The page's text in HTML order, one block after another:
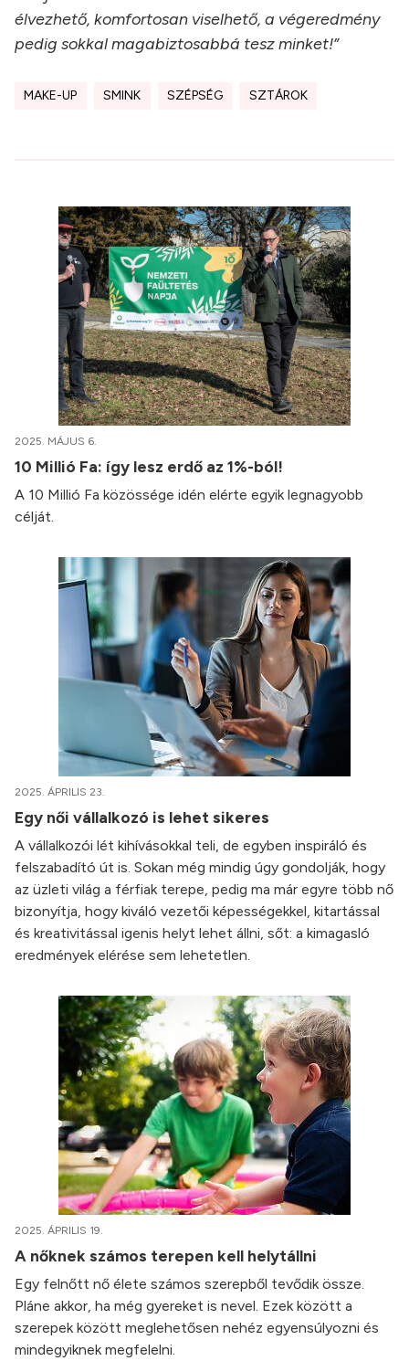
élvezhető, komfortosan viselhető, a végeredmény
pedig sokkal magabiztosabbá tesz minket!”
MAKE-UP SMINK SZÉPSÉG SZTÁROK
2025. MÁJUS 6.
10 Millió Fa: így lesz erdő az 1%-ból!
A 10 Millió Fa közössége idén elérte egyik legnagyobb
célját.
2025. ÁPRILIS 23.
Egy női vállalkozó is lehet sikeres
A vállalkozói lét kihívásokkal teli, de egyben inspiráló és
felszabadító út is. Sokan még mindig úgy gondolják, hogy
az üzleti világ a férfiak terepe, pedig ma már egyre több nő
bizonyítja, hogy kiváló vezetői képességekkel, kitartással
és kreativitással igenis helyt lehet állni, sőt: a kimagasló
eredmények elérése sem lehetetlen.
2025. ÁPRILIS 19.
A nőknek számos terepen kell helytállni
Egy felnőtt nő élete számos szerepből tevődik össze.
Pláne akkor, ha még gyereket is nevel. Ezek között a
szerepek között meglehetősen nehéz egyensúlyozni és
mindegyiknek megfelelni.